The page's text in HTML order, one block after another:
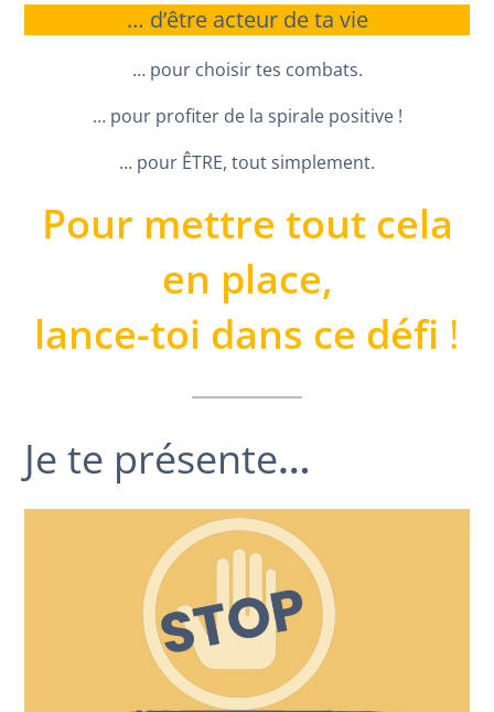
… d’être acteur de ta vie
… pour choisir tes combats.
… pour profiter de la spirale positive !
… pour ÊTRE, tout simplement.
Pour mettre tout cela
en place,
lance-toi dans ce défi !
Je te présente…